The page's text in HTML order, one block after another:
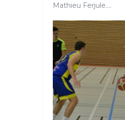
Mathieu Ferjule.…